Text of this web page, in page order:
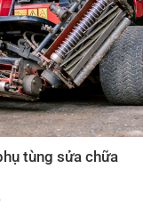
tùng sửa chữa